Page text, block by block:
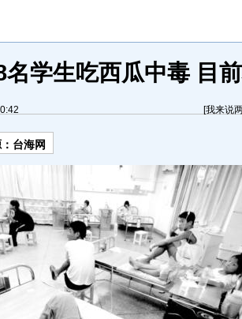
名学生吃西瓜中毒 目
[我来说
台海网